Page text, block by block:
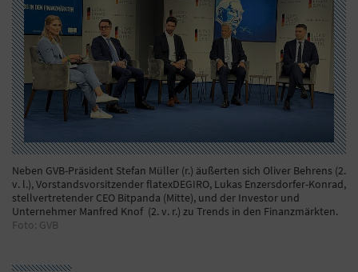
Neben GVB-Präsident Stefan Müller (r.) äußerten sich Oliver Behrens (2.
v. l.), Vorstandsvorsitzender flatexDEGIRO, Lukas Enzersdorfer-Konrad,
stellvertretender CEO Bitpanda (Mitte), und der Investor und
Unternehmer Manfred Knof (2. v. r.) zu Trends in den Finanzmärkten.
Foto: GVB